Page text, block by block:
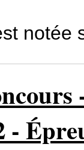
notée
-